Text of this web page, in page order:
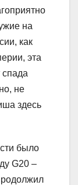
на
как
эта
спада
не
здесь
было
G20 –